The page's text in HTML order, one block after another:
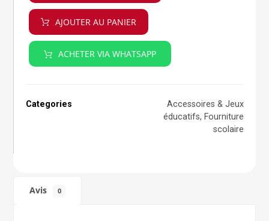
AJOUTER AU PANIER
ACHETER VIA WHATSAPP
Categories
Accessoires & Jeux
éducatifs, Fourniture
scolaire
Avis 0